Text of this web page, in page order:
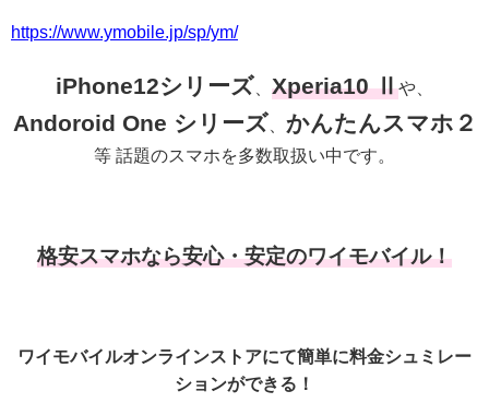
https://www.ymobile.jp/sp/ym/
iPhone12シリーズ、 Xperia10 Ⅱや、
Andoroid One シリーズ、 かんたんスマホ２
等 話題のスマホを多数取扱い中です。
格安スマホなら安心・安定のワイモバイル！
ワイモバイルオンラインストアにて簡単に料金シュミレー
ションができる！